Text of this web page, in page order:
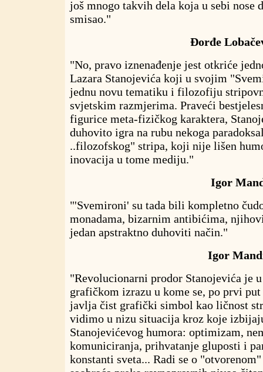
još mnogo takvih dela koja u sebi nose
smisao."
Đorđe
"No, pravo iznenađenje jest otkriće
Lazara Stanojevića koji u svojim
jednu novu tematiku i filozofiju
svjetskim razmjerima. Praveći
figurice meta-fizičkog karaktera,
duhovito igra na rubu nekoga
..filozofskog" stripa, koji nije lišen
inovacija u tome mediju."
Igor
"'Svemironi' su tada bili kompletno
monadama, bizarnim antibićima,
jedan apstraktno duhoviti način."
Igor
"Revolucionarni prodor Stanojevića je
grafičkom izrazu u kome se, po prvi
javlja čist grafički simbol kao ličnost
vidimo u nizu situacija kroz koje
Stanojevićevog humora: optimizam,
komuniciranja, prihvatanje gluposti i
konstanti sveta... Radi se o